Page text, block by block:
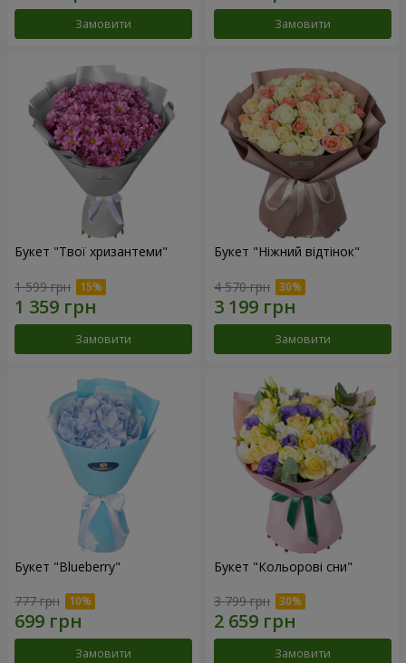
Замовити Замовити
Букет "Твої хризантеми"
1 599 грн
Замовити
Букет "Ніжний відтінок"
4 570 грн
Замовити
Букет "Blueberry"
777 грн
Замовити
Букет "Кольорові сни"
3 799 грн
Замовити